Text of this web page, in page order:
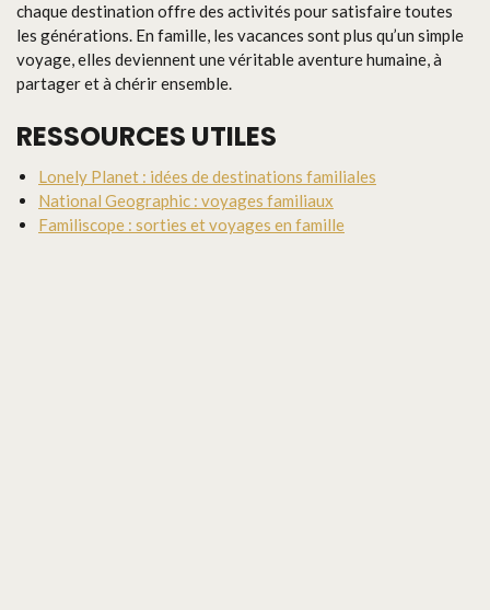
chaque destination offre des activités pour satisfaire toutes
les générations. En famille, les vacances sont plus qu’un simple
voyage, elles deviennent une véritable aventure humaine, à
partager et à chérir ensemble.
RESSOURCES UTILES
Lonely Planet : idées de destinations familiales
National Geographic : voyages familiaux
Familiscope : sorties et voyages en famille